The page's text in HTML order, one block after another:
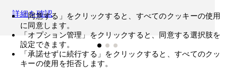
詳細を確認
「同意する」をクリックすると、すべてのクッキーの使用
に同意します。
「オプション管理」をクリックすると、同意する選択肢を
設定できます。
「承諾せずに続行する」をクリックすると、すべてのクッ
キーの使用を拒否します。